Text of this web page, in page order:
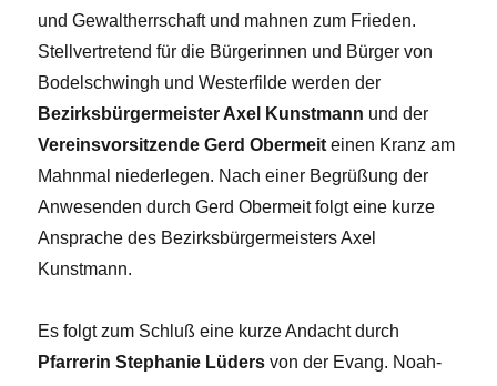
und Gewaltherrschaft und mahnen zum Frieden.
Stellvertretend für die Bürgerinnen und Bürger von
Bodelschwingh und Westerfilde werden der
Bezirksbürgermeister Axel Kunstmann und der
Vereinsvorsitzende Gerd Obermeit einen Kranz am
Mahnmal niederlegen. Nach einer Begrüßung der
Anwesenden durch Gerd Obermeit folgt eine kurze
Ansprache des Bezirksbürgermeisters Axel
Kunstmann.
Es folgt zum Schluß eine kurze Andacht durch
Pfarrerin Stephanie Lüders von der Evang. Noah-